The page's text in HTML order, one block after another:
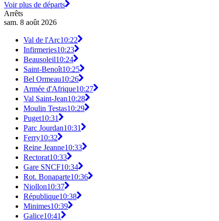
Voir plus de départs
Arrêts
sam. 8 août 2026
Val de l'Arc10:22
Infirmeries10:23
Beausoleil10:24
Saint-Benoît10:25
Bel Ormeau10:26
Armée d'Afrique10:27
Val Saint-Jean10:28
Moulin Testas10:29
Puget10:31
Parc Jourdan10:31
Ferry10:32
Reine Jeanne10:33
Rectorat10:33
Gare SNCF10:34
Rot. Bonaparte10:36
Niollon10:37
République10:38
Minimes10:39
Galice10:41